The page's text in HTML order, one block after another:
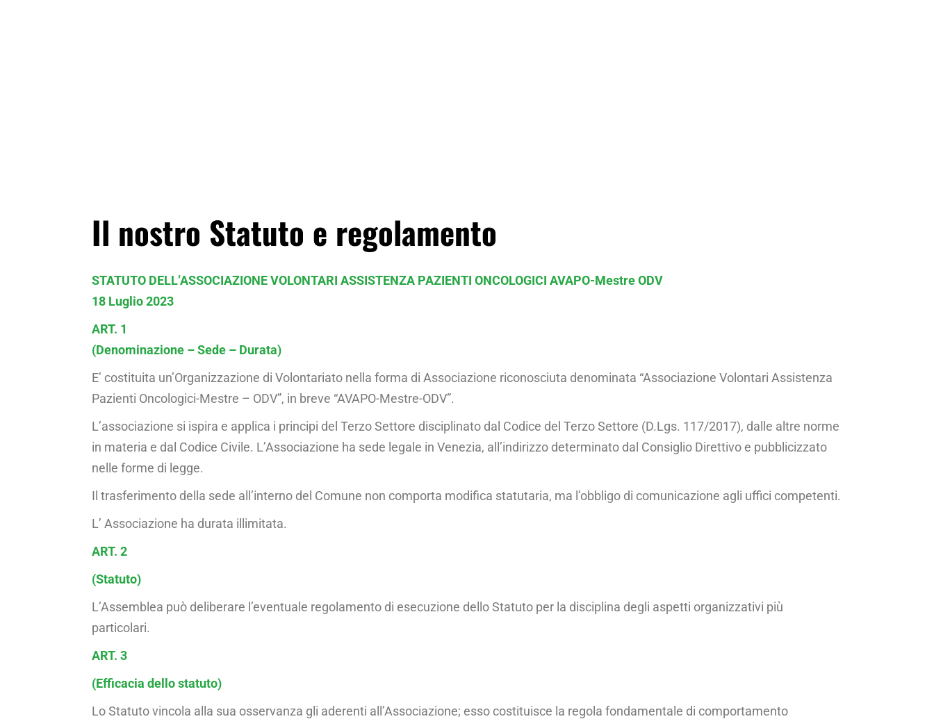
Il nostro Statuto e regolamento
STATUTO DELL’ASSOCIAZIONE VOLONTARI ASSISTENZA PAZIENTI ONCOLOGICI AVAPO-Mestre ODV
18 Luglio 2023
ART. 1
(Denominazione – Sede – Durata)
E’ costituita un’Organizzazione di Volontariato nella forma di Associazione riconosciuta denominata “Associazione Volon­tari Assistenza
Pazienti Oncologici-Mestre – ODV”, in breve “AVAPO-Mestre-ODV”.
L’associazione si ispira e applica i principi del Terzo Set­tore disciplinato dal Codice del Terzo Settore (D.Lgs. 117/2017), dalle altre norme
in materia e dal Codice Civile. L’Associazione ha sede legale in Venezia, all’indirizzo de­terminato dal Consiglio Direttivo e pubblicizzato
nelle for­me di legge.
Il trasferimento della sede all’interno del Comune non com­porta modifica statutaria, ma l’obbligo di comunicazione a­gli uffici competenti.
L’ Associazione ha durata illimitata.
ART. 2
(Statuto)
L’Assemblea può deliberare l’eventuale regolamento di esecu­zione dello Statuto per la disciplina degli aspetti organiz­zativi più
particolari.
ART. 3
(Efficacia dello statuto)
Lo Statuto vincola alla sua osservanza gli aderenti all’Asso­ciazione; esso costituisce la regola fondamentale di compor­tamento